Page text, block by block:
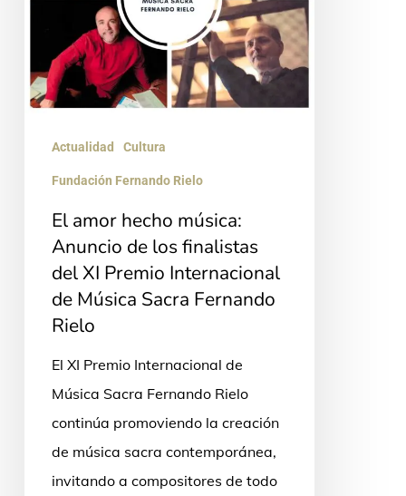
los
finalistas
Premio
Internacional
Música
Sacra
Fernando
Rielo
Actualidad Cultura
Fundación Fernando Rielo
El amor hecho música:
Anuncio de los finalistas
del XI Premio Internacional
de Música Sacra Fernando
Rielo
El XI Premio Internacional de
Música Sacra Fernando Rielo
continúa promoviendo la creación
de música sacra contemporánea,
invitando a compositores de todo